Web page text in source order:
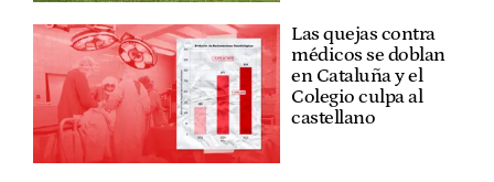
Las quejas contra
médicos se doblan
en Cataluña y el
Colegio culpa al
castellano